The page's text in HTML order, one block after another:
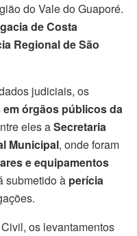
do Vale do Guaporé.
de Costa
Regional de São
judiciais, os
em órgãos públicos da
eles aSecretaria
Municipal, onde foram
e equipamentos
submetido à perícia
os levantamentos